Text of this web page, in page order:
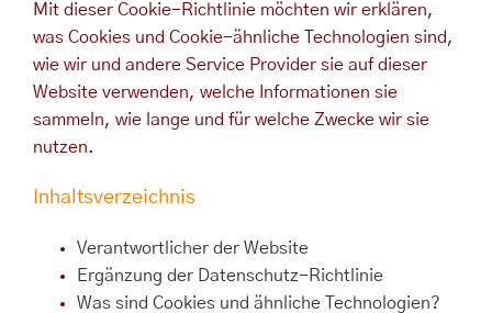
Mit dieser Cookie-Richtlinie möchten wir erklären,
was Cookies und Cookie-ähnliche Technologien sind,
wie wir und andere Service Provider sie auf dieser
Website verwenden, welche Informationen sie
sammeln, wie lange und für welche Zwecke wir sie
nutzen.
Inhaltsverzeichnis
Verantwortlicher der Website
Ergänzung der Datenschutz-Richtlinie
Was sind Cookies und ähnliche Technologien?